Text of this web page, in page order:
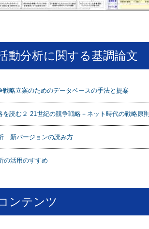
動分析に関する基調論文
戦略立案のためのデータベースの手法と提案
を読む２ 21世紀の競争戦略－ネット時代の戦略原則
新バージョンの読み方
の活用のすすめ
ンテンツ